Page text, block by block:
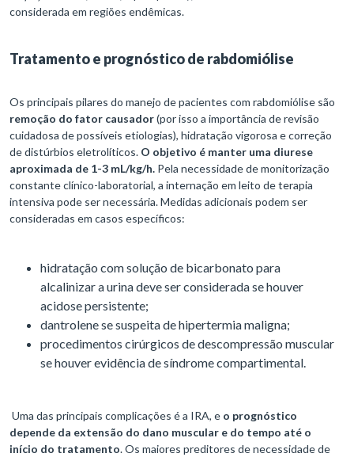
considerada em regiões endêmicas.
Tratamento e prognóstico de rabdomiólise
Os principais pilares do manejo de pacientes com rabdomiólise são
remoção do fator causador(por isso a importância de revisão
cuidadosa de possíveis etiologias), hidratação vigorosa e correção
de distúrbios eletrolíticos. O objetivo é manter uma diurese
aproximada de 1-3 mL/kg/h. Pela necessidade de monitorização
constante clínico-laboratorial, a internação em leito de terapia
intensiva pode ser necessária. Medidas adicionais podem ser
consideradas em casos específicos:
hidratação com solução de bicarbonato para
alcalinizar a urina deve ser considerada se houver
acidose persistente;
dantrolene se suspeita de hipertermia maligna;
procedimentos cirúrgicos de descompressão muscular
se houver evidência de síndrome compartimental.
Uma das principais complicações é a IRA, e o prognóstico
depende da extensão do dano muscular e do tempo até o
início do tratamento. Os maiores preditores de necessidade de